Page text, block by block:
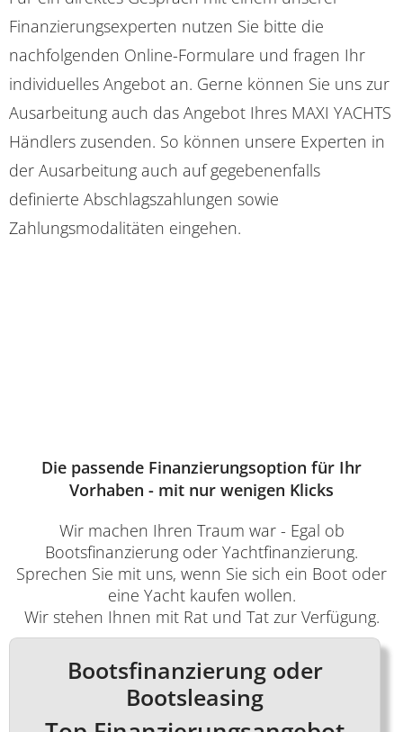
Finanzierungsexperten nutzen Sie bitte die
nachfolgenden Online-Formulare und fragen Ihr
individuelles Angebot an. Gerne können Sie uns zur
Ausarbeitung auch das Angebot Ihres MAXI YACHTS
Händlers zusenden. So können unsere Experten in
der Ausarbeitung auch auf gegebenenfalls
definierte Abschlagszahlungen sowie
Zahlungsmodalitäten eingehen.
Die passende Finanzierungsoption für Ihr
Vorhaben - mit nur wenigen Klicks
Wir machen Ihren Traum war - Egal ob
Bootsfinanzierung oder Yachtfinanzierung.
Sprechen Sie mit uns, wenn Sie sich ein Boot oder
eine Yacht kaufen wollen.
Wir stehen Ihnen mit Rat und Tat zur Verfügung.
Bootsfinanzierung oder
Bootsleasing